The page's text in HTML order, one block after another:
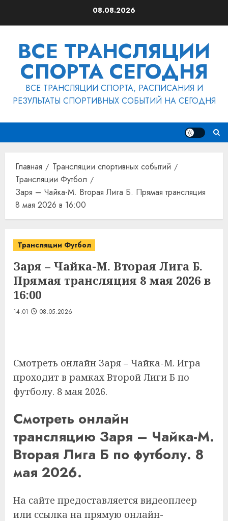
08.08.2026
ВСЕ ТРАНСЛЯЦИИ
СПОРТА СЕГОДНЯ
ВСЕ ТРАНСЛЯЦИИ СПОРТА, РАСПИСАНИЯ И
РЕЗУЛЬТАТЫ СПОРТИВНЫХ СОБЫТИЙ НА СЕГОДНЯ
Главная
Трансляции спортивных событий
Трансляции Футбол
Заря – Чайка-М. Вторая Лига Б. Прямая трансляция
8 мая 2026 в 16:00
Трансляции Футбол
Заря – Чайка-М. Вторая Лига Б.
Прямая трансляция 8 мая 2026 в
16:00
14:01 08.05.2026
Смотреть онлайн Заря – Чайка-М. Игра
проходит в рамках Второй Лиги Б по
футболу. 8 мая 2026.
Смотреть онлайн
трансляцию Заря – Чайка-М.
Вторая Лига Б по футболу. 8
мая 2026.
На сайте предоставляется видеоплеер
или ссылка на прямую онлайн-